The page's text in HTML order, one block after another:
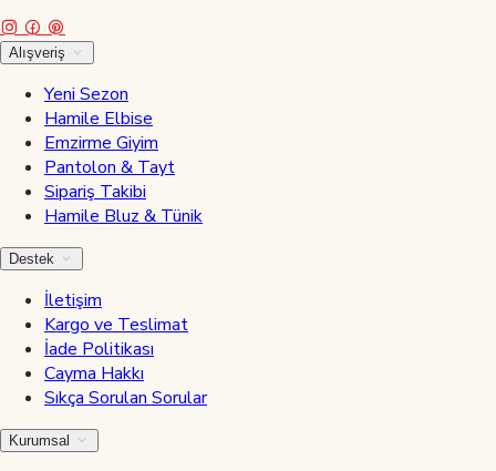
Alışveriş
Yeni Sezon
Hamile Elbise
Emzirme Giyim
Pantolon & Tayt
Sipariş Takibi
Hamile Bluz & Tünik
Destek
İletişim
Kargo ve Teslimat
İade Politikası
Cayma Hakkı
Sıkça Sorulan Sorular
Kurumsal